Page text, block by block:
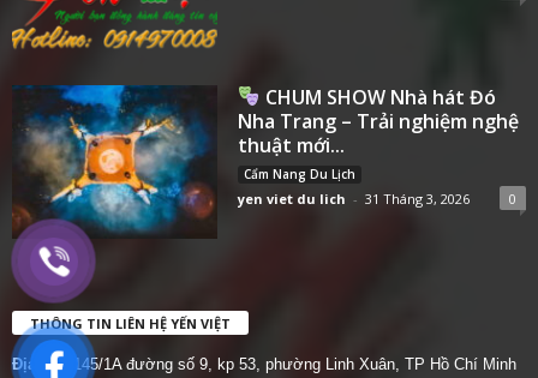
CHUM SHOW Nhà hát Đó
Nha Trang – Trải nghiệm nghệ
thuật mới...
Cẩm Nang Du Lịch
yen viet du lich - 31 Tháng 3, 2026 0
THÔNG TIN LIÊN HỆ YẾN VIỆT
Địa chỉ:
145/1A đường số 9, kp 53, phường Linh Xuân, TP Hồ Chí Minh